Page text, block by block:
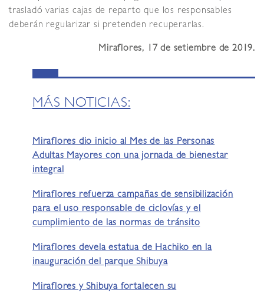
trasladó varias cajas de reparto que los responsables
deberán regularizar si pretenden recuperarlas.
Miraflores, 17 de setiembre de 2019.
MÁS NOTICIAS:
Miraflores dio inicio al Mes de las Personas
Adultas Mayores con una jornada de bienestar
integral
Miraflores refuerza campañas de sensibilización
para el uso responsable de ciclovías y el
cumplimiento de las normas de tránsito
Miraflores devela estatua de Hachiko en la
inauguración del parque Shibuya
Miraflores y Shibuya fortalecen su